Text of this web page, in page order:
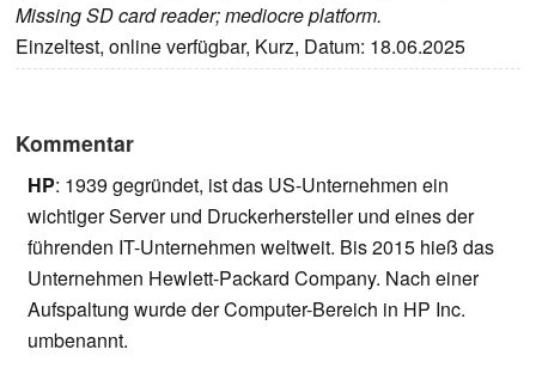
Missing SD card reader; mediocre platform.
Einzeltest, online verfügbar, Kurz, Datum: 18.06.2025
Kommentar
HP: 1939 gegründet, ist das US-Unternehmen ein
wichtiger Server und Druckerhersteller und eines der
führenden IT-Unternehmen weltweit. Bis 2015 hieß das
Unternehmen Hewlett-Packard Company. Nach einer
Aufspaltung wurde der Computer-Bereich in HP Inc.
umbenannt.